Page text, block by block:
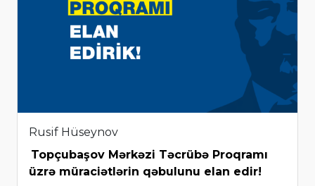
Rusif Hüseynov
Topçubaşov Mərkəzi Təcrübə Proqramı
üzrə müraciətlərin qəbulunu elan edir!